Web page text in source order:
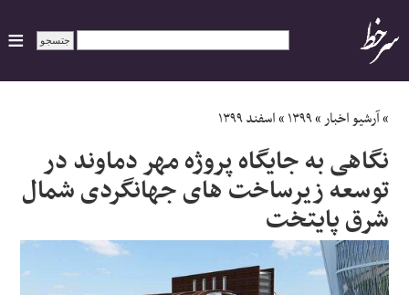
ایران
سیاسی
اقتصاد
ورزشی
»آرشیو اخبار»۱۳۹۹»اسفند ۱۳۹۹
نگاهی به جایگاه پروژه مهر دماوند در
توسعه زیرساخت های جهانگردی شمال
شرق پایتخت